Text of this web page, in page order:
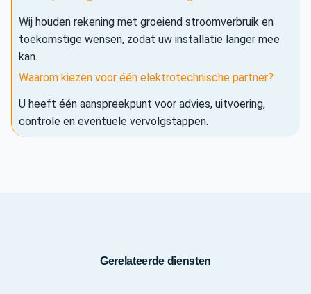
Wij houden rekening met groeiend stroomverbruik en
toekomstige wensen, zodat uw installatie langer mee
kan.
Waarom kiezen voor één elektrotechnische partner?
U heeft één aanspreekpunt voor advies, uitvoering,
controle en eventuele vervolgstappen.
Gerelateerde diensten